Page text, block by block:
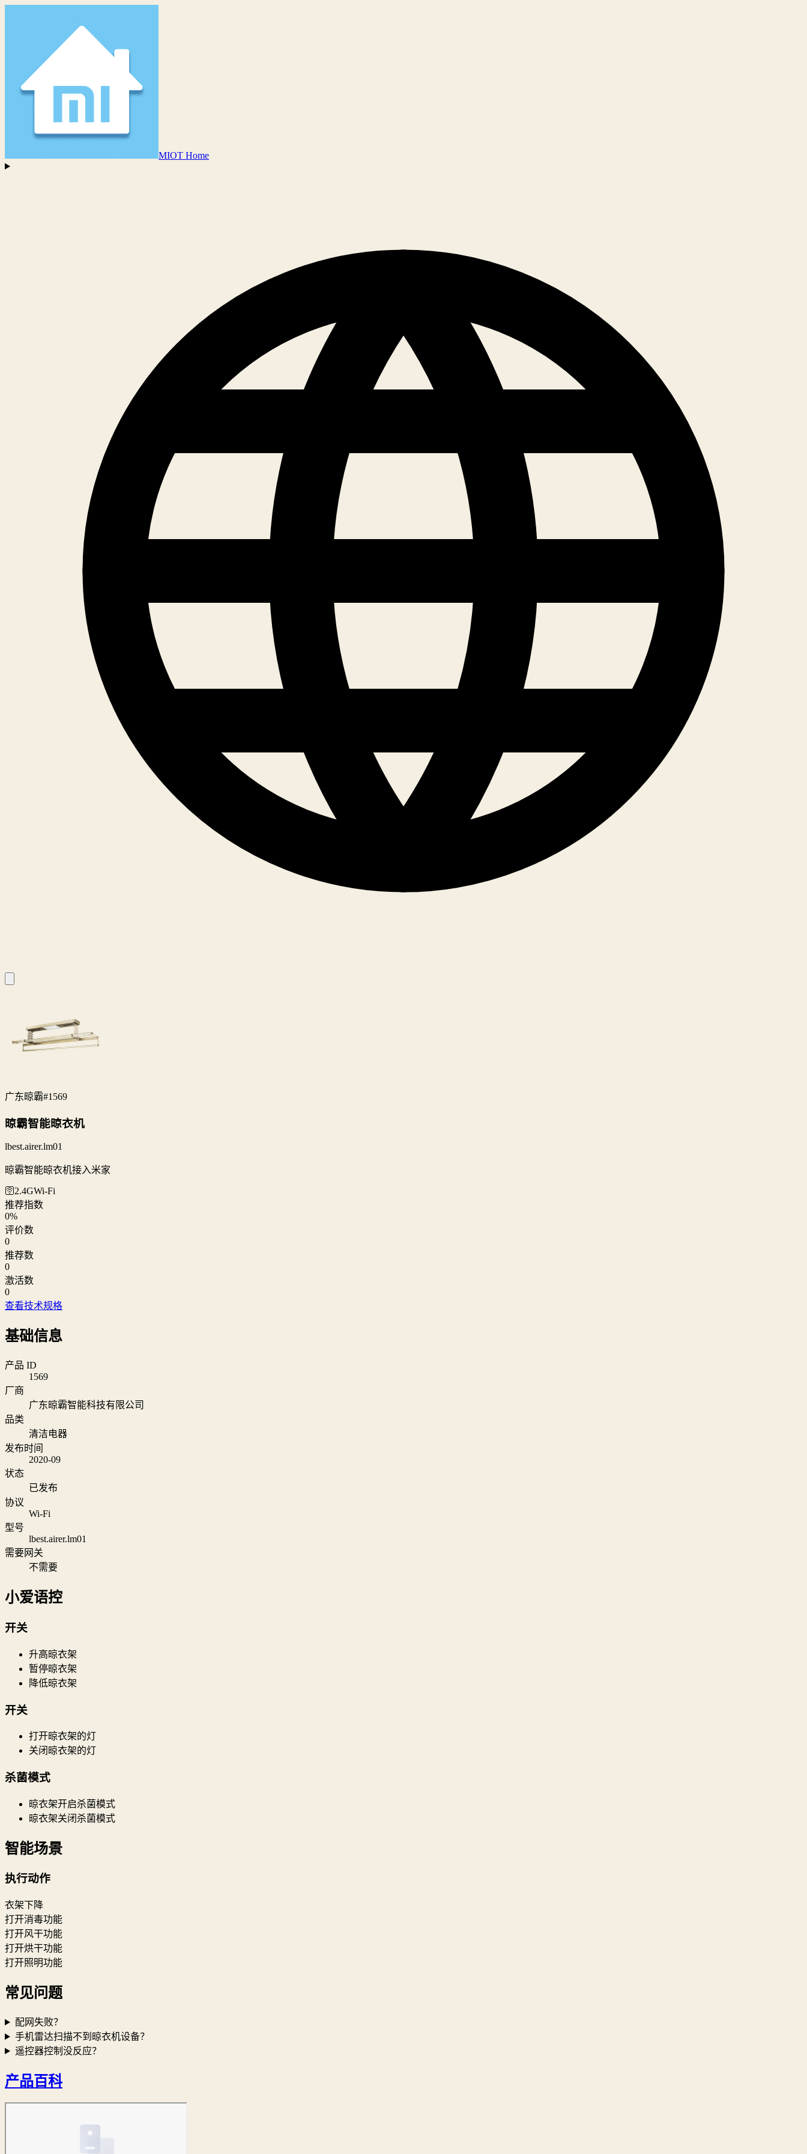
MIOT Home
广东晾霸#1569
晾霸智能晾衣机
lbest.airer.lm01
晾霸智能晾衣机接入米家
🛜2.4GWi‑Fi
推荐指数
0%
评价数
0
推荐数
0
激活数
0
查看技术规格
基础信息
产品 ID
1569
厂商
广东晾霸智能科技有限公司
品类
清洁电器
发布时间
2020-09
状态
已发布
协议
Wi‑Fi
型号
lbest.airer.lm01
需要网关
不需要
小爱语控
开关
升高晾衣架
暂停晾衣架
降低晾衣架
开关
打开晾衣架的灯
关闭晾衣架的灯
杀菌模式
晾衣架开启杀菌模式
晾衣架关闭杀菌模式
智能场景
执行动作
衣架下降
打开消毒功能
打开风干功能
打开烘干功能
打开照明功能
常见问题
配网失败？
手机雷达扫描不到晾衣机设备？
遥控器控制没反应？
产品百科